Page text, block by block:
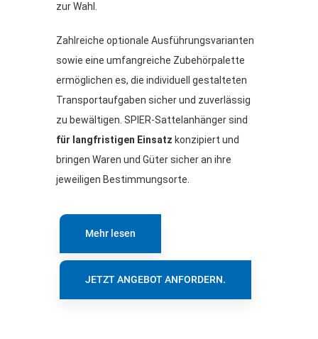
zur Wahl.
Zahlreiche optionale Ausführungsvarianten
sowie eine umfangreiche Zubehörpalette
ermöglichen es, die individuell gestalteten
Transportaufgaben sicher und zuverlässig
zu bewältigen. SPIER-Sattelanhänger sind
für langfristigen Einsatz konzipiert und
bringen Waren und Güter sicher an ihre
jeweiligen Bestimmungsorte.
Mehr lesen
JETZT ANGEBOT ANFORDERN.